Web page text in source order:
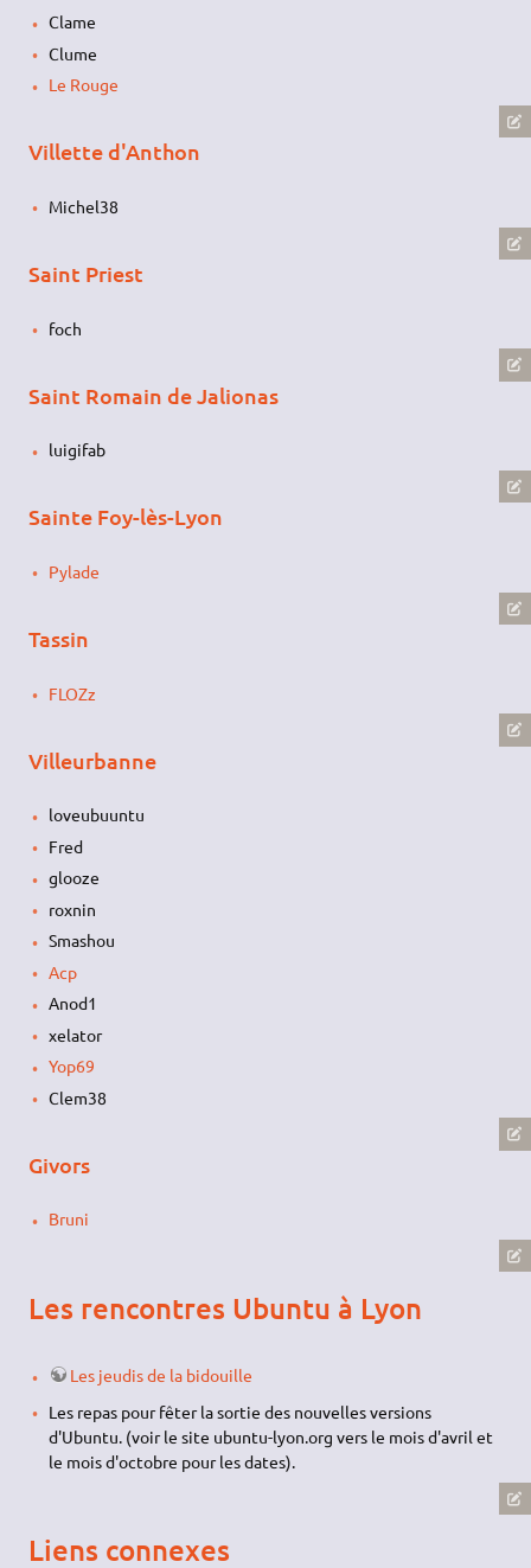
Clame
Clume
Le Rouge
Villette d'Anthon
Michel38
Saint Priest
foch
Saint Romain de Jalionas
luigifab
Sainte Foy-lès-Lyon
Pylade
Tassin
FLOZz
Villeurbanne
loveubuuntu
Fred
glooze
roxnin
Smashou
Acp
Anod1
xelator
Yop69
Clem38
Givors
Bruni
Les rencontres Ubuntu à Lyon
Les jeudis de la bidouille
Les repas pour fêter la sortie des nouvelles versions
d'Ubuntu. (voir le site ubuntu-lyon.org vers le mois d'avril et
le mois d'octobre pour les dates).
Liens connexes